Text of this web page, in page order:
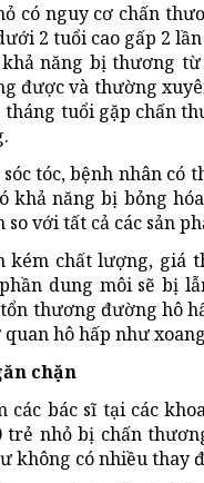
có nguy cơ chấn
2 tuổi cao gấp 2
năng bị thương
được và thường
tuổi gặp chấn
tóc, bệnh nhân có
khả năng bị bỏng
với tất cả các sản
kém chất lượng, giá
dung môi sẽ bị
thương đường hô
hô hấp như
chặn
các bác sĩ tại các
nhỏ bị chấn
có nhiều thay